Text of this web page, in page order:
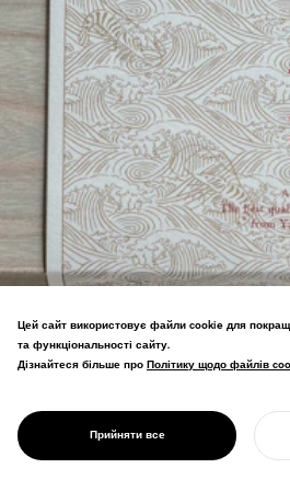
PROJECT
AIOEBI
Цей сайт використовує файли cookie для
та функціональності сайту.
Дізнайтеся більше про Політику щодо файлів
Політику щодо файлів
Прийняти все